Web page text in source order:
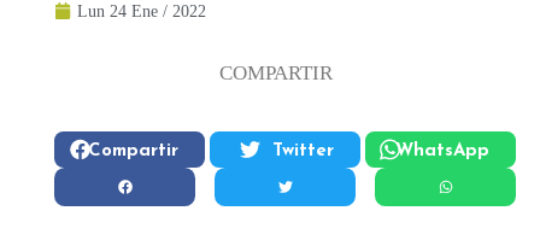
Lun 24 Ene / 2022
COMPARTIR
Compartir Twitter WhatsApp